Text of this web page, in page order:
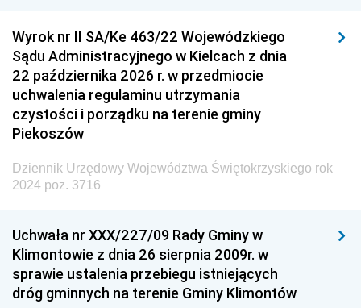
Wyrok nr II SA/Ke 463/22 Wojewódzkiego
Sądu Administracyjnego w Kielcach z dnia
22 października 2026 r. w przedmiocie
uchwalenia regulaminu utrzymania
czystości i porządku na terenie gminy
Piekoszów
Dziennik Urzędowy Województwa Świętokrzyskiego rok
2024 poz. 3716
Uchwała nr XXX/227/09 Rady Gminy w
Klimontowie z dnia 26 sierpnia 2009r. w
sprawie ustalenia przebiegu istniejących
dróg gminnych na terenie Gminy Klimontów